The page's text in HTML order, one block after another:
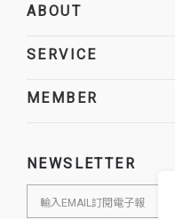
ABOUT
SERVICE
MEMBER
NEWSLETTER